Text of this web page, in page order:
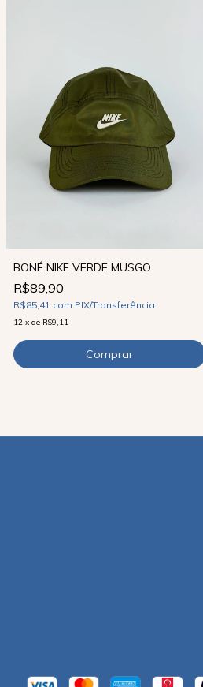
BONÉ NIKE VERDE MUSGO
R$89,90
R$85,41 com PIX/Transferência
12 xde R$9,11